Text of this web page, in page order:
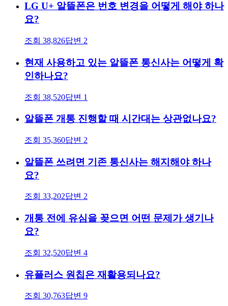
LG U+ 알뜰폰은 번호 변경을 어떻게 해야 하나
요?
조회 38,826답변 2
현재 사용하고 있는 알뜰폰 통신사는 어떻게 확
인하나요?
조회 38,520답변 1
알뜰폰 개통 진행할 때 시간대는 상관없나요?
조회 35,360답변 2
알뜰폰 쓰려면 기존 통신사는 해지해야 하나
요?
조회 33,202답변 2
개통 전에 유심을 꽂으면 어떤 문제가 생기나
요?
조회 32,520답변 4
유플러스 원칩은 재활용되나요?
조회 30,763답변 9